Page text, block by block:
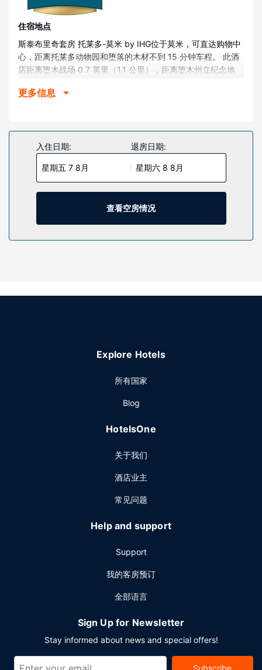
住宿地点
斯泰布里奇套房 托莱多-莫米 by IHG位于莫米，可直达购物中
心，距离托莱多动物园和堕落的木材不到 15 分钟车程。 此酒
店距离堕木战场 0.7 英里（1.1 公里），距离堕木州立纪念地
客房
途中找到家的舒适。带有有线频道的 32 英寸液晶电视可满足
您的娱乐需求；同时提供免费无线网络，方便您与朋友保持联
系。便利设施包括保险箱和书桌，以及带有免费市内通话的电
您可享受室内游泳池和24 小时健身中心等度假设施。此酒店的
更多信息
入住日期:
星期五 7 8月
退房日期:
星期六 8 8月
查看空房情况
Explore Hotels
所有国家
Blog
HotelsOne
关于我们
酒店业主
常见问题
Help and support
Support
我的客房预订
全部语言
Sign Up for Newsletter
Stay informed about news and special offers!
Subscribe